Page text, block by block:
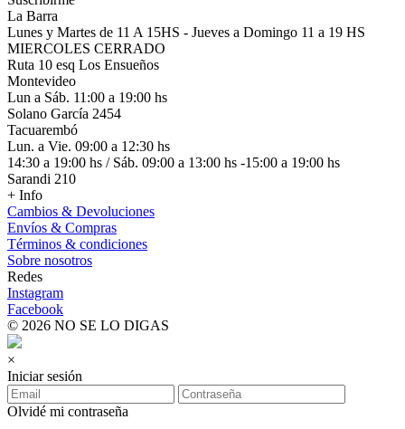
La Barra
Lunes y Martes de 11 A 15HS - Jueves a Domingo 11 a 19 HS
MIERCOLES CERRADO
Ruta 10 esq Los Ensueños
Montevideo
Lun a Sáb. 11:00 a 19:00 hs
Solano García 2454
Tacuarembó
Lun. a Vie. 09:00 a 12:30 hs
14:30 a 19:00 hs / Sáb. 09:00 a 13:00 hs -15:00 a 19:00 hs
Sarandi 210
+ Info
Cambios & Devoluciones
Envíos & Compras
Términos & condiciones
Sobre nosotros
Redes
Instagram
Facebook
© 2026 NO SE LO DIGAS
×
Iniciar sesión
Olvidé mi contraseña